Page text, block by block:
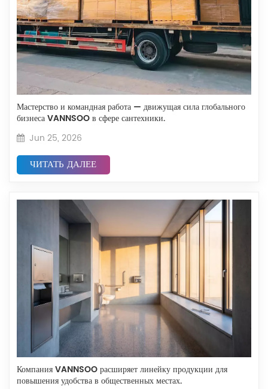
Мастерство и командная работа — движущая сила глобального
бизнеса VANNSOO в сфере сантехники.
Jun 25, 2026
ЧИТАТЬ ДАЛЕЕ
Компания VANNSOO расширяет линейку продукции для
повышения удобства в общественных местах.